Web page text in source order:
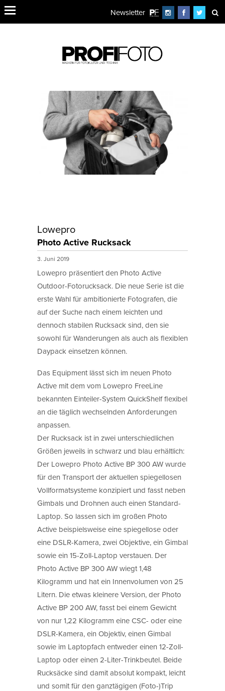
Newsletter
Lowepro
Photo Active Rucksack
3. Juni 2019
Lowepro präsentiert den Photo Active
Outdoor-Fotorucksack. Die neue Serie ist die
erste Wahl für ambitionierte Fotografen, die
auf der Suche nach einem leichten und
dennoch stabilen Rucksack sind, den sie
sowohl für Wanderungen als auch als flexiblen
Daypack einsetzen können.
Das Equipment lässt sich im neuen Photo
Active mit dem vom Lowepro FreeLine
bekannten Einteiler-System QuickShelf flexibel
an die täglich wechselnden Anforderungen
anpassen.
Der Rucksack ist in zwei unterschiedlichen
Größen jeweils in schwarz und blau erhältlich:
Der Lowepro Photo Active BP 300 AW wurde
für den Transport der aktuellen spiegellosen
Vollformatsysteme konzipiert und fasst neben
Gimbals und Drohnen auch einen Standard-
Laptop. So lassen sich im großen Photo
Active beispielsweise eine spiegellose oder
eine DSLR-Kamera, zwei Objektive, ein Gimbal
sowie ein 15-Zoll-Laptop verstauen. Der
Photo Active BP 300 AW wiegt 1,48
Kilogramm und hat ein Innenvolumen von 25
Litern. Die etwas kleinere Version, der Photo
Active BP 200 AW, fasst bei einem Gewicht
von nur 1,22 Kilogramm eine CSC- oder eine
DSLR-Kamera, ein Objektiv, einen Gimbal
sowie im Laptopfach entweder einen 12-Zoll-
Laptop oder einen 2-Liter-Trinkbeutel. Beide
Rucksäcke sind damit absolut kompakt, leicht
und somit für den ganztägigen (Foto-)Trip